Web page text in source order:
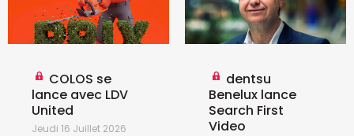
COLOS se
lance avec LDV
United
Jeudi 16 Juillet 2026
dentsu
Benelux lance
Search First
Video